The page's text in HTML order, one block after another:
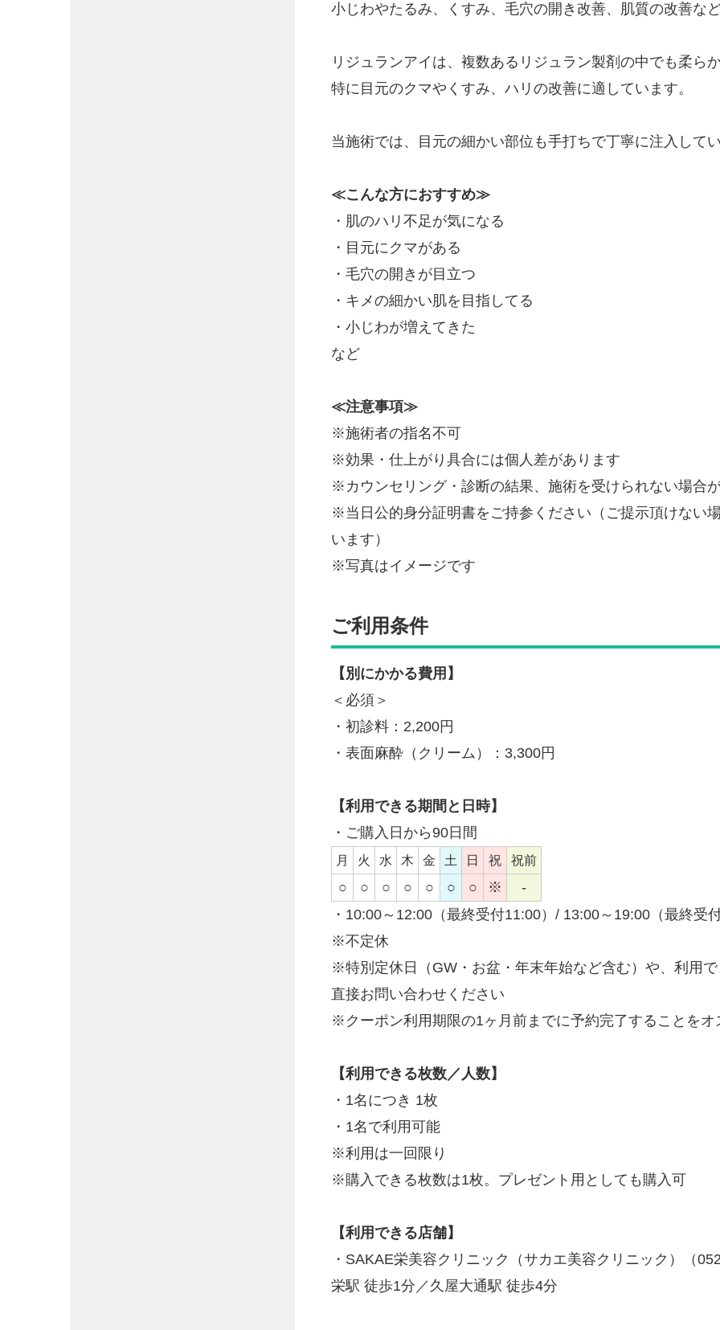
小じわやたるみ、くすみ、毛穴の開き改善、肌質の改善な
リジュランアイは、複数あるリジュラン製剤の中でも柔ら
特に目元のクマやくすみ、ハリの改善に適しています。
当施術では、目元の細かい部位も手打ちで丁寧に注入して
≪こんな方におすすめ≫
・肌のハリ不足が気になる
・目元にクマがある
・毛穴の開きが目立つ
・キメの細かい肌を目指してる
・小じわが増えてきた
など
≪注意事項≫
※施術者の指名不可
※効果・仕上がり具合には個人差があります
※カウンセリング・診断の結果、施術を受けられない場合
※当日公的身分証明書をご持参ください（ご提示頂けない
います）
※写真はイメージです
ご利用条件
【別にかかる費用】
＜必須＞
・初診料：2,200円
・表面麻酔（クリーム）：3,300円
【利用できる期間と日時】
・ご購入日から90日間
月 火 水 木 金 土 日 祝 祝前
○ ○ ○ ○ ○ ○ ○ ※
-
・10:00～12:00（最終受付11:00）/ 13:00～19:00（最終受
※不定休
※特別定休日（GW・お盆・年末年始など含む）や、利用
直接お問い合わせください
※クーポン利用期限の1ヶ月前までに予約完了することをオ
【利用できる枚数／人数】
・1名につき 1枚
・1名で利用可能
※利用は一回限り
※購入できる枚数は1枚。プレゼント用としても購入可
【利用できる店舗】
・SAKAE栄美容クリニック（サカエ美容クリニック）（
栄駅 徒歩1分／久屋大通駅 徒歩4分